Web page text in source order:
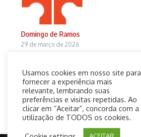
Domingo de Ramos
29 de março de 2026
Usamos cookies em nosso site para
fornecer a experiência mais
relevante, lembrando suas
preferências e visitas repetidas. Ao
clicar em “Aceitar”, concorda com a
utilização de TODOS os cookies.